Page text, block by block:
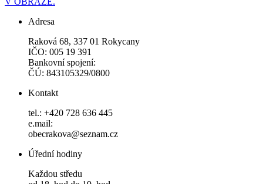
Adresa
Raková 68, 337 01 Rokycany
IČO: 005 19 391
Bankovní spojení:
ČÚ: 843105329/0800
Kontakt
tel.: +420 728 636 445
e.mail:
obecrakova@seznam.cz
Úřední hodiny
Každou středu